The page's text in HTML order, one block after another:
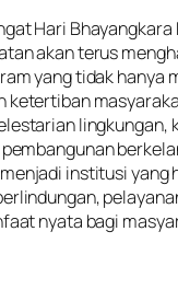
Hari Bhayangkara
akan terus
yang tidak hanya
ketertiban
lingkungan,
institusi yang
nyata bagi